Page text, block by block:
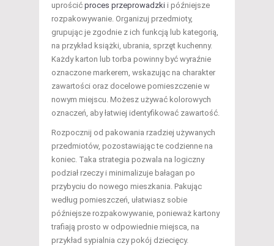
uprościć proces przeprowadzki i późniejsze
rozpakowywanie. Organizuj przedmioty,
grupując je zgodnie z ich funkcją lub kategorią,
na przykład książki, ubrania, sprzęt kuchenny.
Każdy karton lub torba powinny być wyraźnie
oznaczone markerem, wskazując na charakter
zawartości oraz docelowe pomieszczenie w
nowym miejscu. Możesz używać kolorowych
oznaczeń, aby łatwiej identyfikować zawartość.
Rozpocznij od pakowania rzadziej używanych
przedmiotów, pozostawiając te codzienne na
koniec. Taka strategia pozwala na logiczny
podział rzeczy i minimalizuje bałagan po
przybyciu do nowego mieszkania. Pakując
według pomieszczeń, ułatwiasz sobie
późniejsze rozpakowywanie, ponieważ kartony
trafiają prosto w odpowiednie miejsca, na
przykład sypialnia czy pokój dziecięcy.